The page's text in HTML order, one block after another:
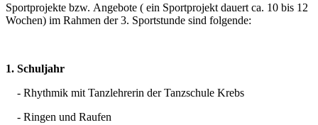
Sportprojekte bzw. Angebote ( ein Sportprojekt dauert ca. 10 bis 12
Wochen) im Rahmen der 3. Sportstunde sind folgende:
1. Schuljahr
- Rhythmik mit Tanzlehrerin der Tanzschule Krebs
- Ringen und Raufen